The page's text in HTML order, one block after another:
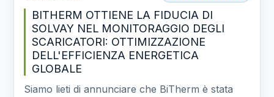
BITHERM OTTIENE LA FIDUCIA DI
SOLVAY NEL MONITORAGGIO DEGLI
SCARICATORI: OTTIMIZZAZIONE
DELL'EFFICIENZA ENERGETICA
GLOBALE
Siamo lieti di annunciare che BiTherm è stata